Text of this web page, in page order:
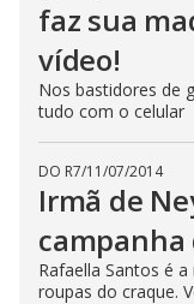
faz sua
vídeo!
Nos bastidores de
tudo com o celular
DO R7/11/07/2014
Irmã de
Rafaella Santos é
roupas do craque.